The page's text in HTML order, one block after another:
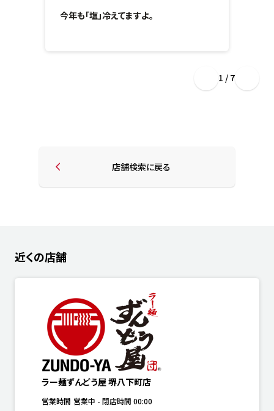
今年も「塩」冷えてますよ。
1 / 7
店舗検索に戻る
近くの店舗
ラー麺ずんどう屋 堺八下町店
営業時間 営業中 - 閉店時間 00:00